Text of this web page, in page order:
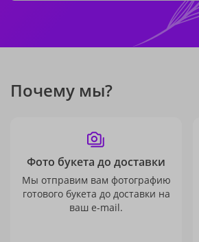
Почему мы?
Фото букета до доставки
Мы отправим вам фотографию
готового букета до доставки на
ваш e-mail.